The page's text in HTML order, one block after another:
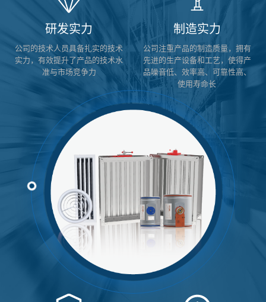
研发实力
公司的技术人员具备扎实的技术
实力，有效提升了产品的技术水
准与市场竞争力
制造实力
公司注重产品的制造质量，拥有
先进的生产设备和工艺，使得产
品噪音低、效率高、可靠性高、
使用寿命长